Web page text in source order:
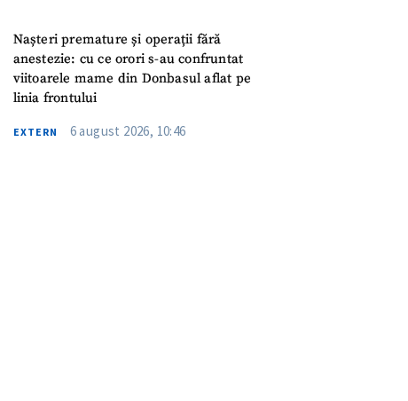
Nașteri premature și operații fără
anestezie: cu ce orori s-au confruntat
viitoarele mame din Donbasul aflat pe
linia frontului
EXTERN 6 august 2026, 10:46